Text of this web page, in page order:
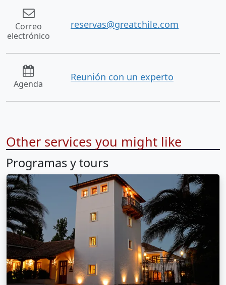
Correo
electrónico
reservas@greatchile.com
Agenda
Reunión con un experto
Other services you might like
Programas y tours